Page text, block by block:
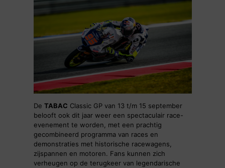
De TABAC Classic GP van 13 t/m 15 september
belooft ook dit jaar weer een spectaculair race-
evenement te worden, met een prachtig
gecombineerd programma van races en
demonstraties met historische racewagens,
zijspannen en motoren. Fans kunnen zich
verheugen op de terugkeer van legendarische